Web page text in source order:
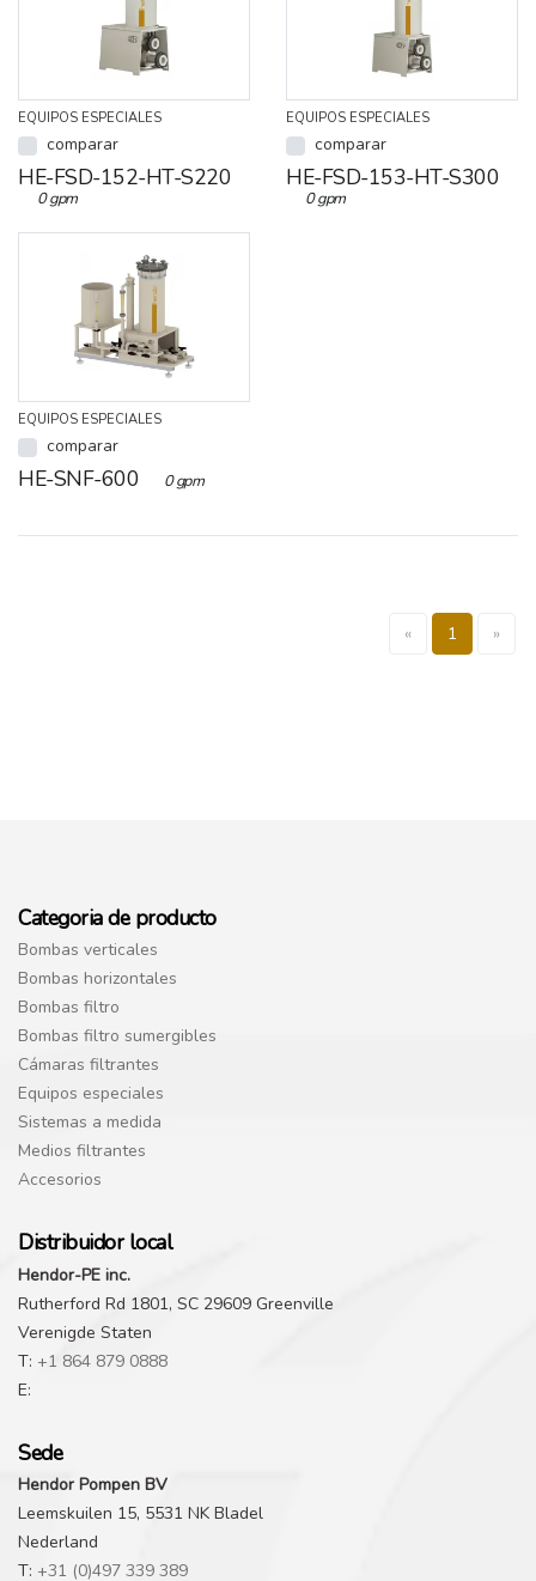
EQUIPOS ESPECIALES
comparar
HE-FSD-152-HT-S220
0 gpm
EQUIPOS ESPECIALES
comparar
HE-FSD-153-HT-S300
0 gpm
EQUIPOS ESPECIALES
comparar
HE-SNF-600 0 gpm
« 1 »
Categoria de producto
Bombas verticales
Bombas horizontales
Bombas filtro
Bombas filtro sumergibles
Cámaras filtrantes
Equipos especiales
Sistemas a medida
Medios filtrantes
Accesorios
Distribuidor local
Hendor-PE inc.
Rutherford Rd 1801, SC 29609 Greenville
Verenigde Staten
T: +1 864 879 0888
E:
Sede
Hendor Pompen BV
Leemskuilen 15, 5531 NK Bladel
Nederland
T: +31 (0)497 339 389